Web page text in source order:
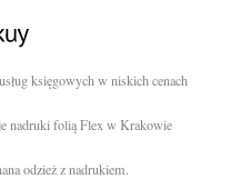
księgowych w niskich cenach
nadruki folią Flex w Krakowie
odzież z nadrukiem.